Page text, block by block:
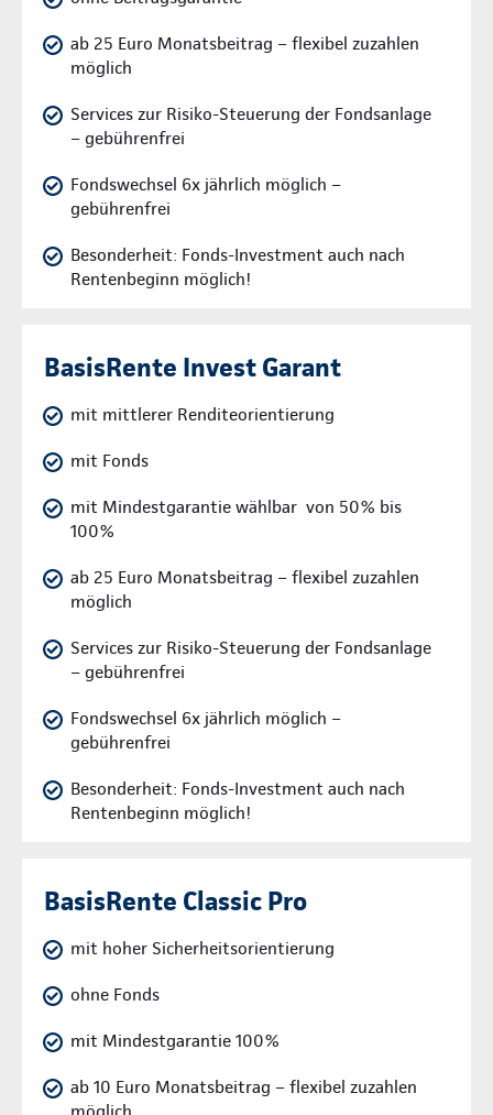
ab 25 Euro Monatsbeitrag – flexibel zuzahlen
möglich
Services zur Risiko-Steuerung der Fondsanlage
– gebührenfrei
Fondswechsel 6x jährlich möglich –
gebührenfrei
Besonderheit: Fonds-Investment auch nach
Rentenbeginn möglich!
BasisRente Invest Garant
mit mittlerer Renditeorientierung
mit Fonds
mit Mindestgarantie wählbar von 50% bis
100%
ab 25 Euro Monatsbeitrag – flexibel zuzahlen
möglich
Services zur Risiko-Steuerung der Fondsanlage
– gebührenfrei
Fondswechsel 6x jährlich möglich –
gebührenfrei
Besonderheit: Fonds-Investment auch nach
Rentenbeginn möglich!
BasisRente Classic Pro
mit hoher Sicherheitsorientierung
ohne Fonds
mit Mindestgarantie 100%
ab 10 Euro Monatsbeitrag – flexibel zuzahlen
möglich